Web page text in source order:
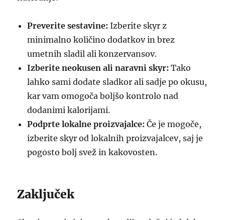
Preverite sestavine: Izberite skyr z
minimalno količino dodatkov in brez
umetnih sladil ali konzervansov.
Izberite neokusen ali naravni skyr: Tako
lahko sami dodate sladkor ali sadje po okusu,
kar vam omogoča boljšo kontrolo nad
dodanimi kalorijami.
Podprte lokalne proizvajalce: Če je mogoče,
izberite skyr od lokalnih proizvajalcev, saj je
pogosto bolj svež in kakovosten.
Zaključek